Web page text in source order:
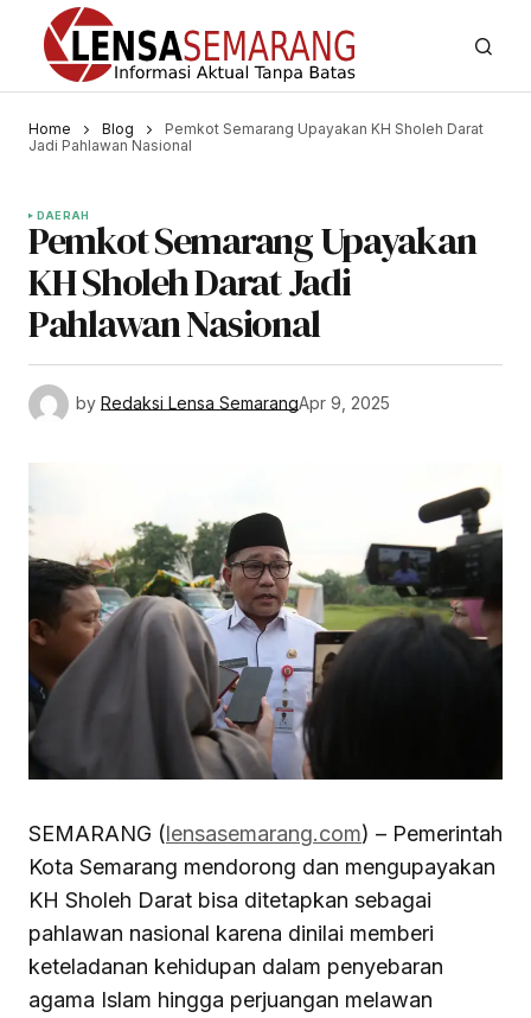
Home Blog
Pemkot Semarang Upayakan KH Sholeh Darat
Jadi Pahlawan Nasional
DAERAH
Pemkot Semarang Upayakan
KH Sholeh Darat Jadi
Pahlawan Nasional
by Redaksi Lensa SemarangApr 9, 2025
SEMARANG (lensasemarang.com) – Pemerintah
Kota Semarang mendorong dan mengupayakan
KH Sholeh Darat bisa ditetapkan sebagai
pahlawan nasional karena dinilai memberi
keteladanan kehidupan dalam penyebaran
agama Islam hingga perjuangan melawan